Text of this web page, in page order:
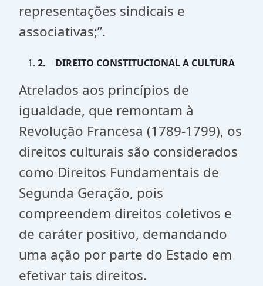
representações sindicais e
associativas;”.
2. DIREITO CONSTITUCIONAL A CULTURA
Atrelados aos princípios de
igualdade, que remontam à
Revolução Francesa (1789-1799), os
direitos culturais são considerados
como Direitos Fundamentais de
Segunda Geração, pois
compreendem direitos coletivos e
de caráter positivo, demandando
uma ação por parte do Estado em
efetivar tais direitos.